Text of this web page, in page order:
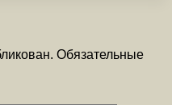
Обязательные